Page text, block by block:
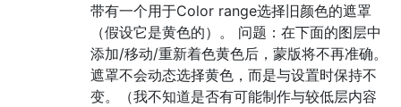
带有一个用于Color range选择旧颜色的遮罩
（假设它是黄色的）。 问题：在下面的图层中
添加/移动/重新着色黄色后，蒙版将不再准确。
遮罩不会动态选择黄色，而是与设置时保持不
变。（我不知道是否有可能制作与较低层内容